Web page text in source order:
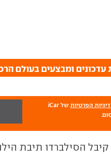
ומבצעים בעולם
הפרטיות
של iCar
הסילברדו תיבת